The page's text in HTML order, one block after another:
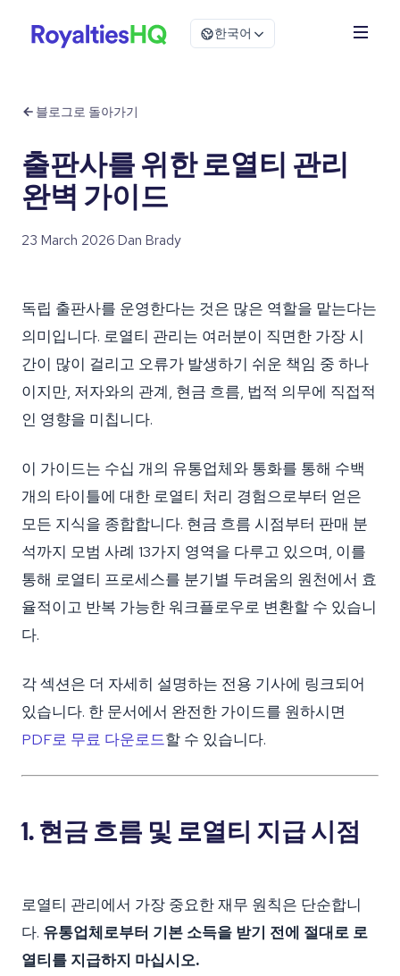
한국어
블로그로 돌아가기
출판사를 위한 로열티 관리
완벽 가이드
23 March 2026·Dan Brady
독립 출판사를 운영한다는 것은 많은 역할을 맡는다는
의미입니다. 로열티 관리는 여러분이 직면한 가장 시
간이 많이 걸리고 오류가 발생하기 쉬운 책임 중 하나
이지만, 저자와의 관계, 현금 흐름, 법적 의무에 직접적
인 영향을 미칩니다.
이 가이드는 수십 개의 유통업체와 통화를 통해 수백
개의 타이틀에 대한 로열티 처리 경험으로부터 얻은
모든 지식을 종합합니다. 현금 흐름 시점부터 판매 분
석까지 모범 사례 13가지 영역을 다루고 있으며, 이를
통해 로열티 프로세스를 분기별 두려움의 원천에서 효
율적이고 반복 가능한 워크플로우로 변환할 수 있습니
다.
각 섹션은 더 자세히 설명하는 전용 기사에 링크되어
있습니다. 한 문서에서 완전한 가이드를 원하시면
PDF로 무료 다운로드할 수 있습니다.
1. 현금 흐름 및 로열티 지급 시점
로열티 관리에서 가장 중요한 재무 원칙은 단순합니
다. 유통업체로부터 기본 소득을 받기 전에 절대로 로
열티를 지급하지 마십시오.